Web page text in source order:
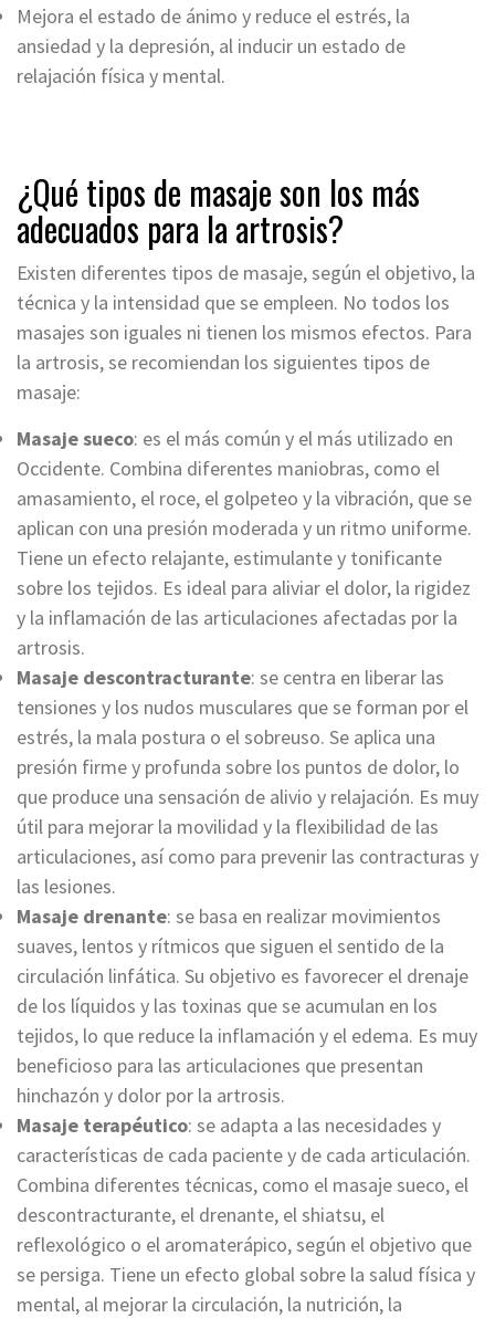
Mejora el estado de ánimo y reduce el estrés, la
ansiedad y la depresión, al inducir un estado de
relajación física y mental.
¿Qué tipos de masaje son los más
adecuados para la artrosis?
Existen diferentes tipos de masaje, según el objetivo, la
técnica y la intensidad que se empleen. No todos los
masajes son iguales ni tienen los mismos efectos. Para
la artrosis, se recomiendan los siguientes tipos de
masaje:
Masaje sueco: es el más común y el más utilizado en
Occidente. Combina diferentes maniobras, como el
amasamiento, el roce, el golpeteo y la vibración, que se
aplican con una presión moderada y un ritmo uniforme.
Tiene un efecto relajante, estimulante y tonificante
sobre los tejidos. Es ideal para aliviar el dolor, la rigidez
y la inflamación de las articulaciones afectadas por la
artrosis.
Masaje descontracturante: se centra en liberar las
tensiones y los nudos musculares que se forman por el
estrés, la mala postura o el sobreuso. Se aplica una
presión firme y profunda sobre los puntos de dolor, lo
que produce una sensación de alivio y relajación. Es muy
útil para mejorar la movilidad y la flexibilidad de las
articulaciones, así como para prevenir las contracturas y
las lesiones.
Masaje drenante: se basa en realizar movimientos
suaves, lentos y rítmicos que siguen el sentido de la
circulación linfática. Su objetivo es favorecer el drenaje
de los líquidos y las toxinas que se acumulan en los
tejidos, lo que reduce la inflamación y el edema. Es muy
beneficioso para las articulaciones que presentan
hinchazón y dolor por la artrosis.
Masaje terapéutico: se adapta a las necesidades y
características de cada paciente y de cada articulación.
Combina diferentes técnicas, como el masaje sueco, el
descontracturante, el drenante, el shiatsu, el
reflexológico o el aromaterápico, según el objetivo que
se persiga. Tiene un efecto global sobre la salud física y
mental, al mejorar la circulación, la nutrición, la